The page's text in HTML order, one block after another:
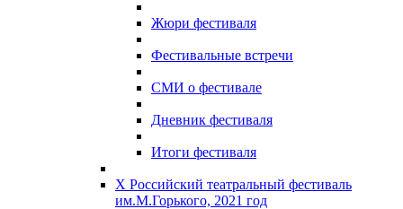
Жюри фестиваля
Фестивальные встречи
СМИ о фестивале
Дневник фестиваля
Итоги фестиваля
X Российский театральный фестиваль
им.М.Горького, 2021 год